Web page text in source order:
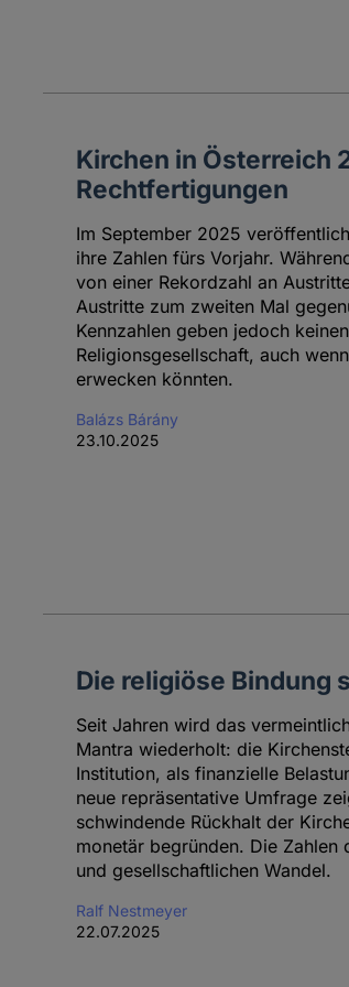
Kirchen in Österreich
Rechtfertigungen
Im September 2025
ihre Zahlen fürs Vorjahr.
von einer Rekordzahl an
Austritte zum zweiten Mal
Kennzahlen geben jedoch
Religionsgesellschaft, auch
erwecken könnten.
Balázs Bárány
23.10.2025
Die religiöse Bindung
Seit Jahren wird das
Mantra wiederholt: die
Institution, als finanzielle
neue repräsentative Umfrage
schwindende Rückhalt der
monetär begründen. Die
und gesellschaftlichen Wandel.
Ralf Nestmeyer
22.07.2025